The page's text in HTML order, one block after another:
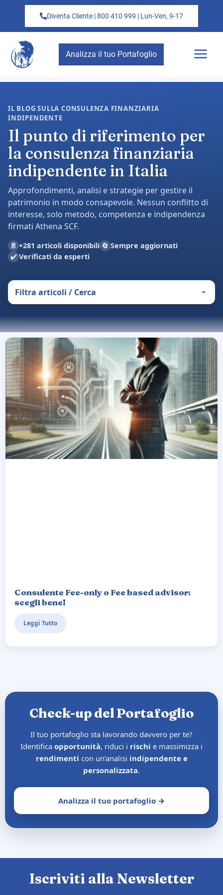
Diventa Cliente | 800 410 999 | Lun-Ven, 9-17
Analizza il tuo Portafoglio
IL BLOG SULLA CONSULENZA FINANZIARIA
INDIPENDENTE
Il punto di riferimento per
la consulenza finanziaria
indipendente in Italia
Approfondimenti, analisi e strategie per gestire il
patrimonio in modo consapevole. Nessun conflitto di
interesse, solo metodo, competenza e indipendenza
firmati Athena SCF.
📄 +281 articoli disponibili 🔄 Sempre aggiornati
✔️ Verificati da esperti
Filtra articoli / Cerca
Consulente Fee-only o Fee based advisor:
scegli bene!
Leggi Tutto
Check-up del Portafoglio
Il tuo portafoglio sta lavorando davvero per te?
Identifica opportunità, riduci i rischi e massimizza i
rendimenti con un’analisi indipendente e
personalizzata.
Analizza il tuo portafoglio →
Iscriviti alla Newsletter